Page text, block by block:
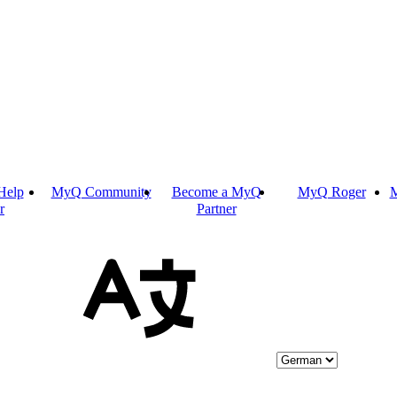
MyQ Community
Become a MyQ
Partner
MyQ Roger